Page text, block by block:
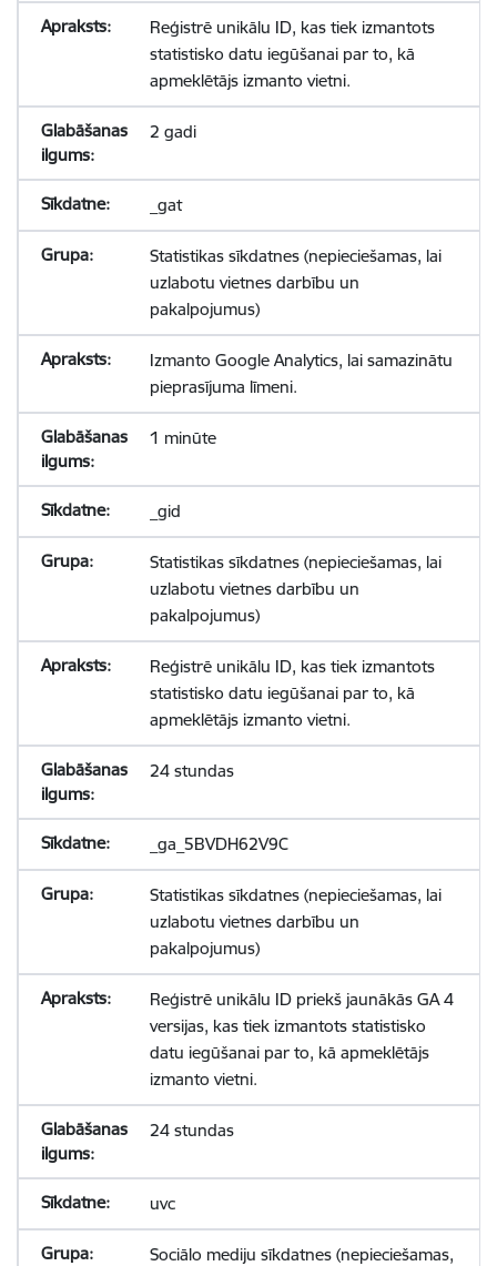
Reģistrē unikālu ID, kas tiek izmantots
statistisko datu iegūšanai par to, kā
apmeklētājs izmanto vietni.
2 gadi
_gat
Statistikas sīkdatnes (nepieciešamas, lai
uzlabotu vietnes darbību un
pakalpojumus)
Izmanto Google Analytics, lai samazinātu
pieprasījuma līmeni.
1 minūte
_gid
Statistikas sīkdatnes (nepieciešamas, lai
uzlabotu vietnes darbību un
pakalpojumus)
Reģistrē unikālu ID, kas tiek izmantots
statistisko datu iegūšanai par to, kā
apmeklētājs izmanto vietni.
24 stundas
_ga_5BVDH62V9C
Statistikas sīkdatnes (nepieciešamas, lai
uzlabotu vietnes darbību un
pakalpojumus)
Reģistrē unikālu ID priekš jaunākās GA 4
versijas, kas tiek izmantots statistisko
datu iegūšanai par to, kā apmeklētājs
izmanto vietni.
24 stundas
uvc
Sociālo mediju sīkdatnes (nepieciešamas,